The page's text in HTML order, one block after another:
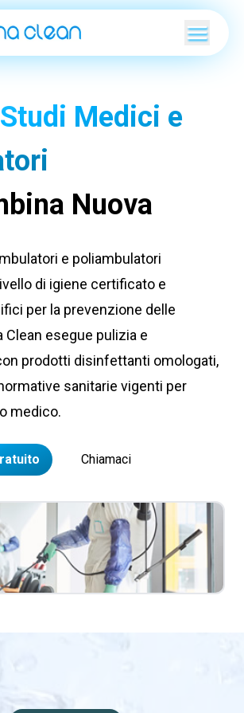
Medici e
Nuova
e poliambulatori
di igiene certificato e
per la prevenzione delle
Clean esegue pulizia e
prodotti disinfettanti omologati,
sanitarie vigenti per
medico.
Chiamaci